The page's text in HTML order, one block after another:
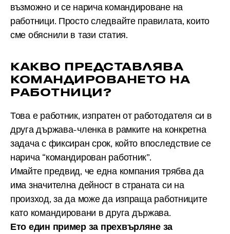
възможно и се нарича командироване на
работници. Просто следвайте правилата, които
сме обяснили в тази статия.
КАКВО ПРЕДСТАВЛЯВА
КОМАНДИРОВАНЕТО НА
РАБОТНИЦИ?
Това е работник, изпратен от работодателя си в
друга държава-членка в рамките на конкретна
задача с фиксиран срок, който впоследствие се
нарича “командирован работник”.
Имайте предвид, че една компания трябва да
има значителна дейност в страната си на
произход, за да може да изпраща работниците
като командировани в друга държава.
Ето един пример за прехвърляне за